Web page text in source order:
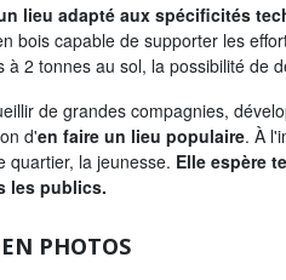
lieu adapté aux spécificités
bois capable de supporter les
à 2 tonnes au sol, la possibilité de
de grandes compagnies,
d'en faire un lieu populaire. À
quartier, la jeunesse. Elle espère
les publics.
PHOTOS